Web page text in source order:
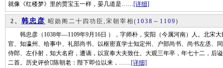
就像《红楼梦》里的贾宝玉一样，晏几道是……[详细]
2、 韩忠彦 昭勋阁二十四功臣,宋朝宰相 ( 1038 ～ 1109)
韩忠彦（1038年—1109年9月16日 ），字师朴，安阳（今属河南）人。北宋大
官、知瀛州、给事中、礼部尚书、以枢密直学士知定州、户部尚书、尚书左丞、
侍郎、左仆射，知大名府，遭谪，以宣奉大夫致仕。大观三年卒，年七十二，后
二首。历史评价陈朝老：陛下即位以来，……[详细]